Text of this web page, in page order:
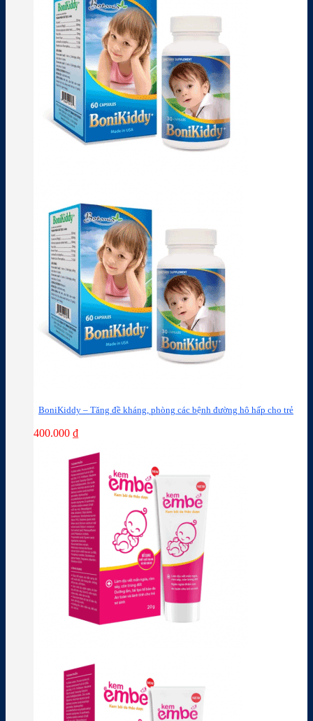
BoniKiddy – Tăng đề kháng, phòng các bệnh đường hô hấp cho trẻ
400.000 ₫